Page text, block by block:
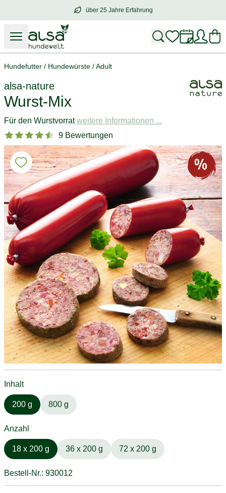
über 25 Jahre Erfahrung
über25 Jahre Erfahrung
Hundefutter / Hundewürste /Adult
alsa-nature
Wurst-Mix
Für den Wurstvorratweitere Informationen ...
9 Bewertungen
Inhalt
200 g 800 g
Anzahl
18 x 200 g 36 x 200 g 72 x 200 g
Bestell-Nr.: 930012